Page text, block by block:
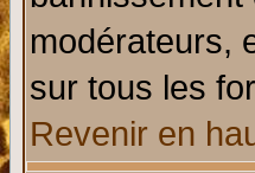
modérateurs,
sur tous les
Revenir en